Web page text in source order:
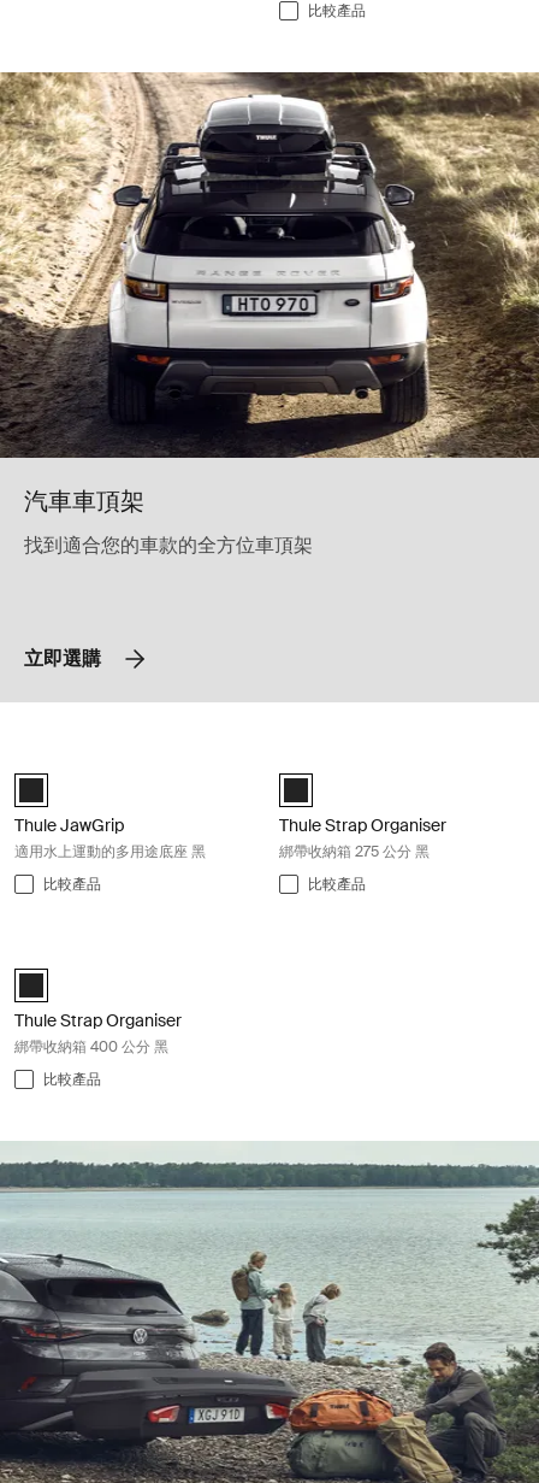
比較產品
汽車車頂架
找到適合您的車款的全方位車頂架
立即選購
Black (selected)
Thule JawGrip
適用水上運動的多用途底座 黑
比較產品
Black (selected)
Thule Strap Organiser
綁帶收納箱 275 公分 黑
比較產品
Black (selected)
Thule Strap Organiser
綁帶收納箱 400 公分 黑
比較產品